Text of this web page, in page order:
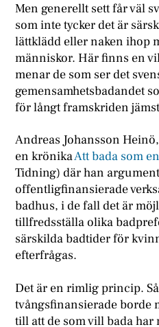
Men generellt sett får väl
som inte tycker det är
lättklädd eller naken ihop
människor. Här finns en
menar de som ser det
gemensamhetsbadandet
för långt framskriden
Andreas Johansson
en krönikaAtt bada som
Tidning) där han
offentligfinansierade
badhus, i de fall det är
tillfredsställa olika
särskilda badtider för
efterfrågas.
Det är en rimlig princip.
tvångsfinansierade borde
till att de som vill bada har